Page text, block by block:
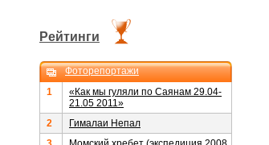
Рейтинги
Фоторепортажи
1
«Как мы гуляли по Саянам 29.04-
21.05 2011»
2
Гималаи Непал